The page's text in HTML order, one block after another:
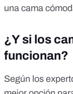
una cama
¿Y si los
funcionan?
Según los